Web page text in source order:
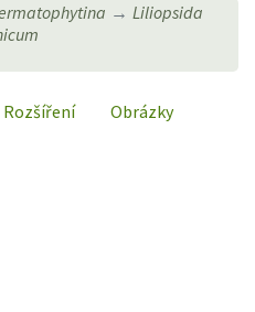
Liliopsida
Rozšíření
Obrázky